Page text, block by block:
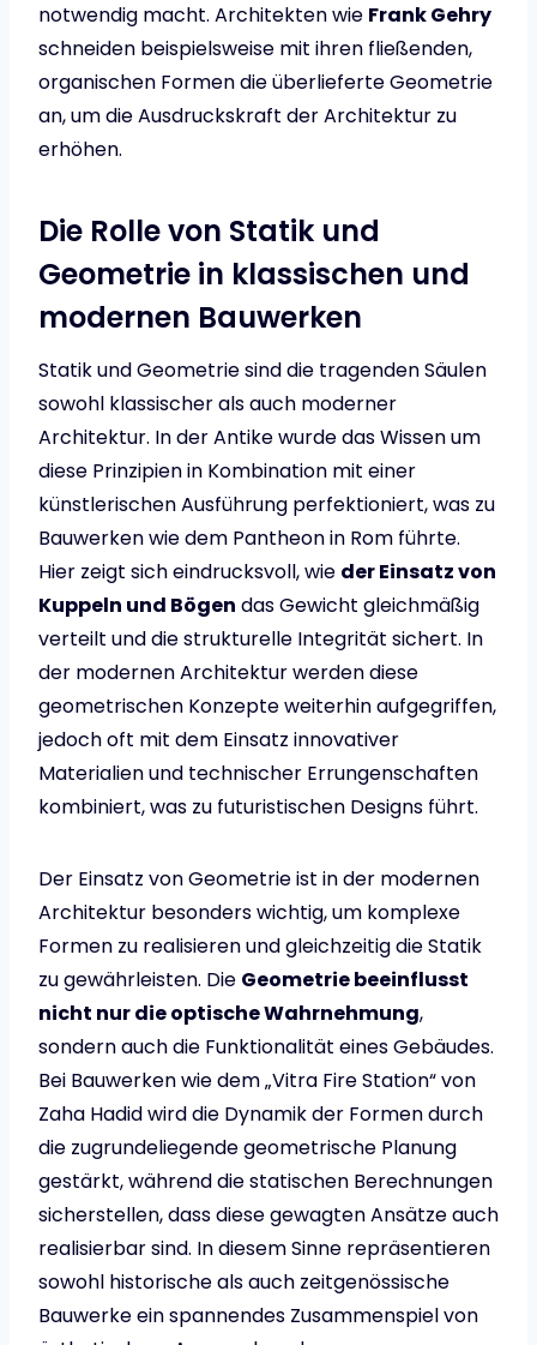
notwendig macht. Architekten wie Frank Gehry
schneiden beispielsweise mit ihren fließenden,
organischen Formen die überlieferte Geometrie
an, um die Ausdruckskraft der Architektur zu
erhöhen.
Die Rolle von Statik und
Geometrie in klassischen und
modernen Bauwerken
Statik und Geometrie sind die tragenden Säulen
sowohl klassischer als auch moderner
Architektur. In der Antike wurde das Wissen um
diese Prinzipien in Kombination mit einer
künstlerischen Ausführung perfektioniert, was zu
Bauwerken wie dem Pantheon in Rom führte.
Hier zeigt sich eindrucksvoll, wie der Einsatz von
Kuppeln und Bögen das Gewicht gleichmäßig
verteilt und die strukturelle Integrität sichert. In
der modernen Architektur werden diese
geometrischen Konzepte weiterhin aufgegriffen,
jedoch oft mit dem Einsatz innovativer
Materialien und technischer Errungenschaften
kombiniert, was zu futuristischen Designs führt.
Der Einsatz von Geometrie ist in der modernen
Architektur besonders wichtig, um komplexe
Formen zu realisieren und gleichzeitig die Statik
zu gewährleisten. Die Geometrie beeinflusst
nicht nur die optische Wahrnehmung,
sondern auch die Funktionalität eines Gebäudes.
Bei Bauwerken wie dem „Vitra Fire Station“ von
Zaha Hadid wird die Dynamik der Formen durch
die zugrundeliegende geometrische Planung
gestärkt, während die statischen Berechnungen
sicherstellen, dass diese gewagten Ansätze auch
realisierbar sind. In diesem Sinne repräsentieren
sowohl historische als auch zeitgenössische
Bauwerke ein spannendes Zusammenspiel von